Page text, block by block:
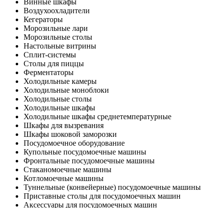
Винные шкафы
Воздухоохладители
Кегераторы
Морозильные лари
Морозильные столы
Настольные витрины
Сплит-системы
Столы для пиццы
Ферментаторы
Холодильные камеры
Холодильные моноблоки
Холодильные столы
Холодильные шкафы
Холодильные шкафы среднетемпературные
Шкафы для вызревания
Шкафы шоковой заморозки
Посудомоечное оборудование
Купольные посудомоечные машины
Фронтальные посудомоечные машины
Стаканомоечные машины
Котломоечные машины
Туннельные (конвейерные) посудомоечные машины
Приставные столы для посудомоечных машин
Аксессуары для посудомоечных машин